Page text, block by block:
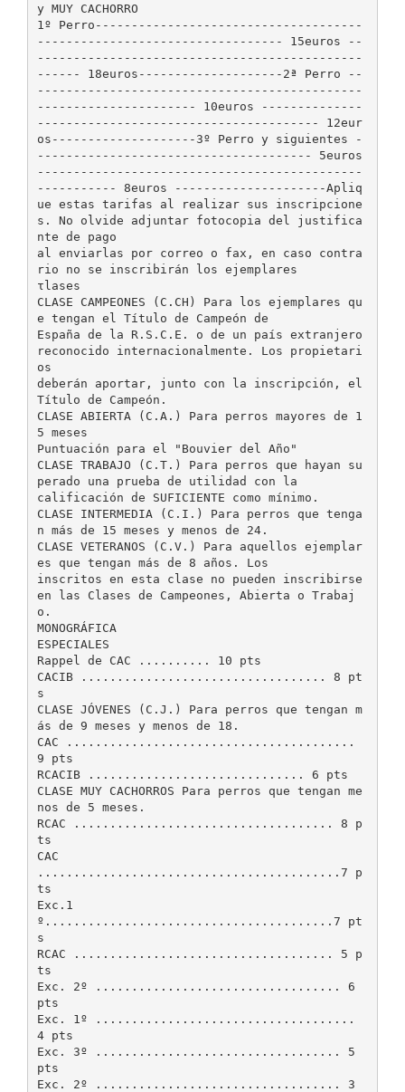
y MUY CACHORRO
1º Perro-------------------------------------
---------------------------------- 15euros --
---------------------------------------------
------ 18euros--------------------2ª Perro --
---------------------------------------------
---------------------- 10euros --------------
--------------------------------------- 12eur
os--------------------3º Perro y siguientes -
-------------------------------------- 5euros
---------------------------------------------
----------- 8euros ---------------------Apliq
ue estas tarifas al realizar sus inscripcione
s. No olvide adjuntar fotocopia del justifica
nte de pago
al enviarlas por correo o fax, en caso contra
rio no se inscribirán los ejemplares
τlases
CLASE CAMPEONES (C.CH) Para los ejemplares qu
e tengan el Título de Campeón de
España de la R.S.C.E. o de un país extranjero
reconocido internacionalmente. Los propietari
os
deberán aportar, junto con la inscripción, el
Título de Campeón.
CLASE ABIERTA (C.A.) Para perros mayores de 1
5 meses
Puntuación para el "Bouvier del Año"
CLASE TRABAJO (C.T.) Para perros que hayan su
perado una prueba de utilidad con la
calificación de SUFICIENTE como mínimo.
CLASE INTERMEDIA (C.I.) Para perros que tenga
n más de 15 meses y menos de 24.
CLASE VETERANOS (C.V.) Para aquellos ejemplar
es que tengan más de 8 años. Los
inscritos en esta clase no pueden inscribirse
en las Clases de Campeones, Abierta o Trabaj
o.
MONOGRÁFICA
ESPECIALES
Rappel de CAC .......... 10 pts
CACIB .................................. 8 pt
s
CLASE JÓVENES (C.J.) Para perros que tengan m
ás de 9 meses y menos de 18.
CAC ........................................
9 pts
RCACIB .............................. 6 pts
CLASE MUY CACHORROS Para perros que tengan me
nos de 5 meses.
RCAC .................................... 8 p
ts
CAC
..........................................7 p
ts
Exc.1
º........................................7 pt
s
RCAC .................................... 5 p
ts
Exc. 2º .................................. 6
pts
Exc. 1º ....................................
4 pts
Exc. 3º .................................. 5
pts
Exc. 2º .................................. 3